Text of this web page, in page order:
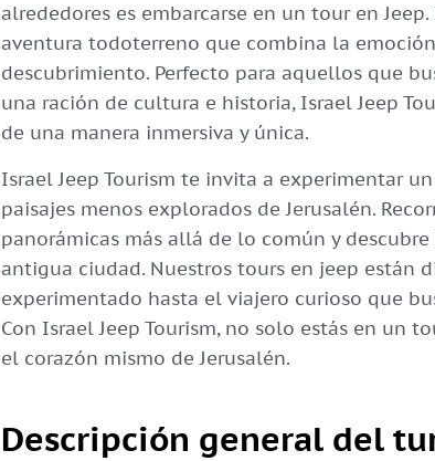
alrededores es embarcarse en un tour en
aventura todoterreno que combina la
descubrimiento. Perfecto para aquellos que
una ración de cultura e historia, Israel Jeep
de una manera inmersiva y única.
Israel Jeep Tourism te invita a experimentar
paisajes menos explorados de Jerusalén.
panorámicas más allá de lo común y
antigua ciudad. Nuestros tours en jeep están
experimentado hasta el viajero curioso que
Con Israel Jeep Tourism, no solo estás en un
el corazón mismo de Jerusalén.
Descripción general del